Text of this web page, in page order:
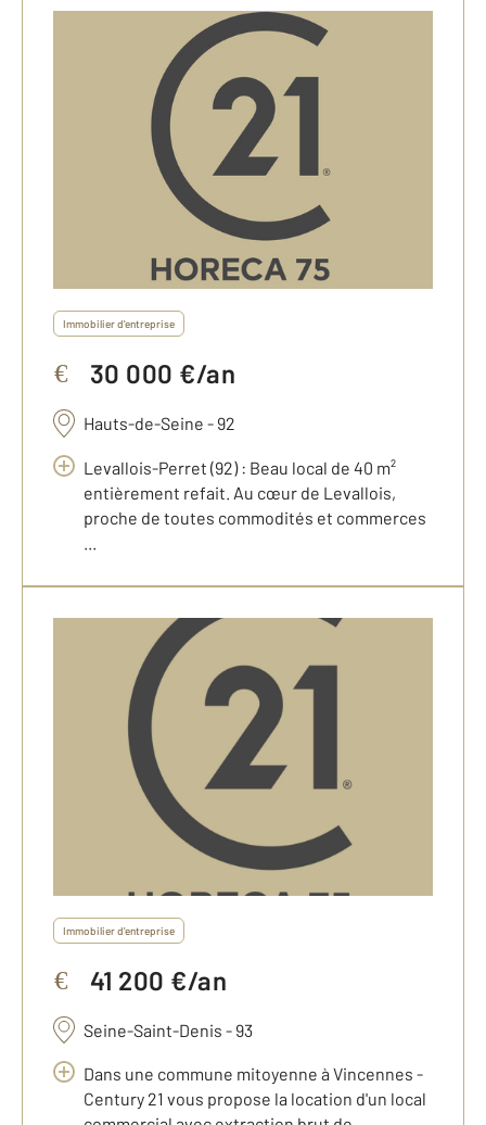
Immobilier d'entreprise
€ 30 000 €/an
Hauts-de-Seine - 92
Levallois-Perret (92) : Beau local de 40 m²
entièrement refait. Au cœur de Levallois,
proche de toutes commodités et commerces
Immobilier d'entreprise
€ 41 200 €/an
Seine-Saint-Denis - 93
Dans une commune mitoyenne à Vincennes -
Century 21 vous propose la location d'un local